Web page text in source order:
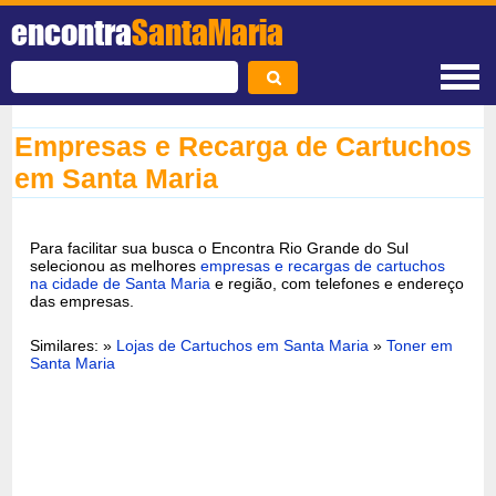
encontraSantaMaria
Empresas e Recarga de Cartuchos
em Santa Maria
Para facilitar sua busca o Encontra Rio Grande do Sul
selecionou as melhoresempresas e recargas de cartuchos
na cidade de Santa Maria e região, com telefones e endereço
das empresas.
Similares: » Lojas de Cartuchos em Santa Maria »Toner em
Santa Maria